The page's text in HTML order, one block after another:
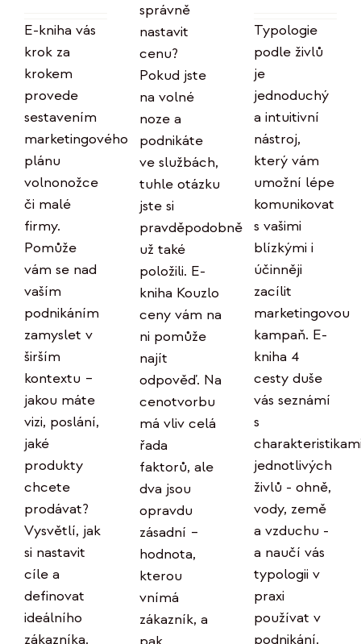
5.00z 5
E-kniha vás
krok za
krokem
provede
sestavením
marketingového
plánu
volnonožce
či malé
firmy.
Pomůže
vám se nad
vaším
podnikáním
zamyslet v
širším
kontextu –
jakou máte
vizi, poslání,
jaké
produkty
chcete
prodávat?
Vysvětlí, jak
si nastavit
cíle a
definovat
ideálního
zákazníka.
správně
nastavit
cenu?
Pokud jste
na volné
noze a
podnikáte
ve službách,
tuhle otázku
jste si
pravděpodobně
už také
položili. E-
kniha Kouzlo
ceny vám na
ni pomůže
najít
odpověď. Na
cenotvorbu
má vliv celá
řada
faktorů, ale
dva jsou
opravdu
zásadní –
hodnota,
kterou
vnímá
zákazník, a
5.00 z 5
Typologie
podle živlů
je
jednoduchý
a intuitivní
nástroj,
který vám
umožní lépe
komunikovat
s vašimi
blízkými i
účinněji
zacílit
marketingovou
kampaň. E-
kniha 4
cesty duše
vás seznámí
s
jednotlivých
živlů - ohně,
vody, země
a vzduchu -
a naučí vás
typologii v
praxi
používat v
podnikání.